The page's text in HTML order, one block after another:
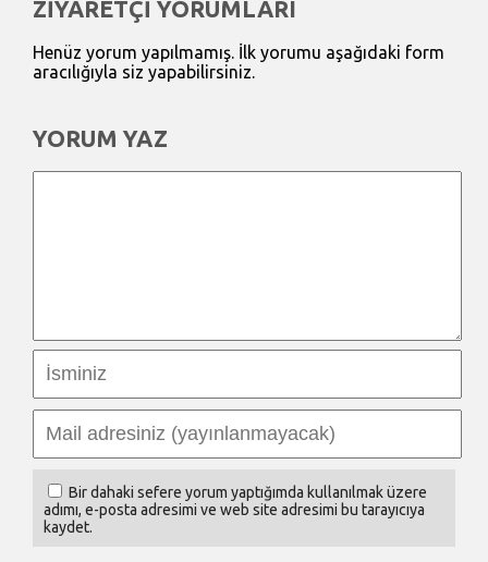
ZİYARETÇİ YORUMLARI
Henüz yorum yapılmamış. İlk yorumu aşağıdaki form
aracılığıyla siz yapabilirsiniz.
YORUM YAZ
Bir dahaki sefere yorum yaptığımda kullanılmak üzere
adımı, e-posta adresimi ve web site adresimi bu tarayıcıya
kaydet.